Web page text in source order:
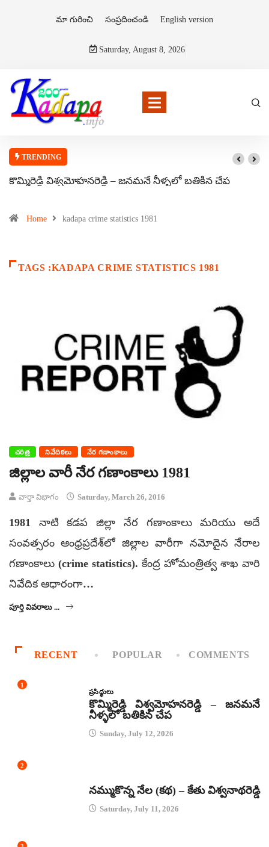
మా గురించి సంప్రదించండి English version
Saturday, August 8, 2026
TRENDING
కొమ్మిరెడ్డి విశ్వమోహనరెడ్డి – జనమనే నీళ్ళలో బతికిన చేప
Home kadapa crime statistics 1981
TAGS :KADAPA CRIME STATISTICS 1981
చరిత్ర నివేదికలు నేర గణాంకాలు
జిల్లాల వారీ నేర గణాంకాలు 1981
వార్తా విభాగం Saturday, March 26, 2016
1981 నాటి కడప జిల్లా నేర గణాంకాలు మరియు అదే
సంవత్సరం ఆంధ్రప్రదేశ్‌లో జిల్లాల వారీగా నమోదైన నేరాల
గణాంకాలు (crime statistics). కేంద్ర హోమంత్రిత్వ శాఖ వారి
నివేదిక ఆధారంగా…
పూర్తి వివరాలు ...
RECENT POPULAR COMMENTS
1
ప్రసిద్ధులు
కొమ్మిరెడ్డి విశ్వమోహనరెడ్డి – జనమనే
నీళ్ళలో బతికిన చేప
Sunday, July 12, 2026
2
నమ్ముకొన్న నేల (కథ) – కేతు విశ్వనాథరెడ్డి
Saturday, July 11, 2026